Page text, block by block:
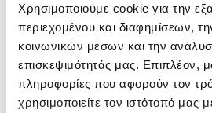
Χρησιμοποιούμε cookie για την
περιεχομένου και διαφημίσεων,
κοινωνικών μέσων και την
επισκεψιμότητάς μας. Επιπλέον,
πληροφορίες που αφορούν τον
χρησιμοποιείτε τον ιστότοπό μας
πριν 31 λεπτά
Οι αντάρτες Χούθι
σαουδαραβικό...